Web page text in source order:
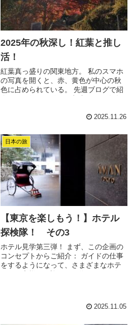
2025年の秋深し！紅葉と推し
活！
紅葉真っ盛りの関東地方。 私のスマホ
の写真を開くと、赤、黄色が中心の秋
色に占められている。 先週ブログで紹
赤と黄色が、美しい。 そして栃木の...
2025.11.26
日本の旅
【東京を楽しもう！】ホテル
探検隊！ その3
ホテル見学第三弾！ まず、この企画の
コンセプトからご紹介： ガイドの仕事
をするようになって、さまざまなホテ
2025.11.05